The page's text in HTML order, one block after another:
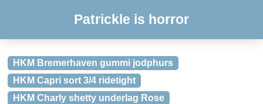
Patrickle is horror
HKM Bremerhaven gummi jodphurs
HKM Capri sort 3/4 ridetight
HKM Charly shetty underlag Rose